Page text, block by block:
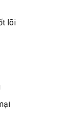
lõi